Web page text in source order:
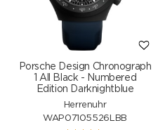
Porsche Design Chronograph
1 All Black - Numbered
Edition Darknightblue
Herrenuhr
WAP07105526LBB